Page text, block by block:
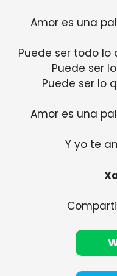
Amor es una
Puede ser todo lo
Puede ser
Puede ser lo
Amor es una
Y yo te